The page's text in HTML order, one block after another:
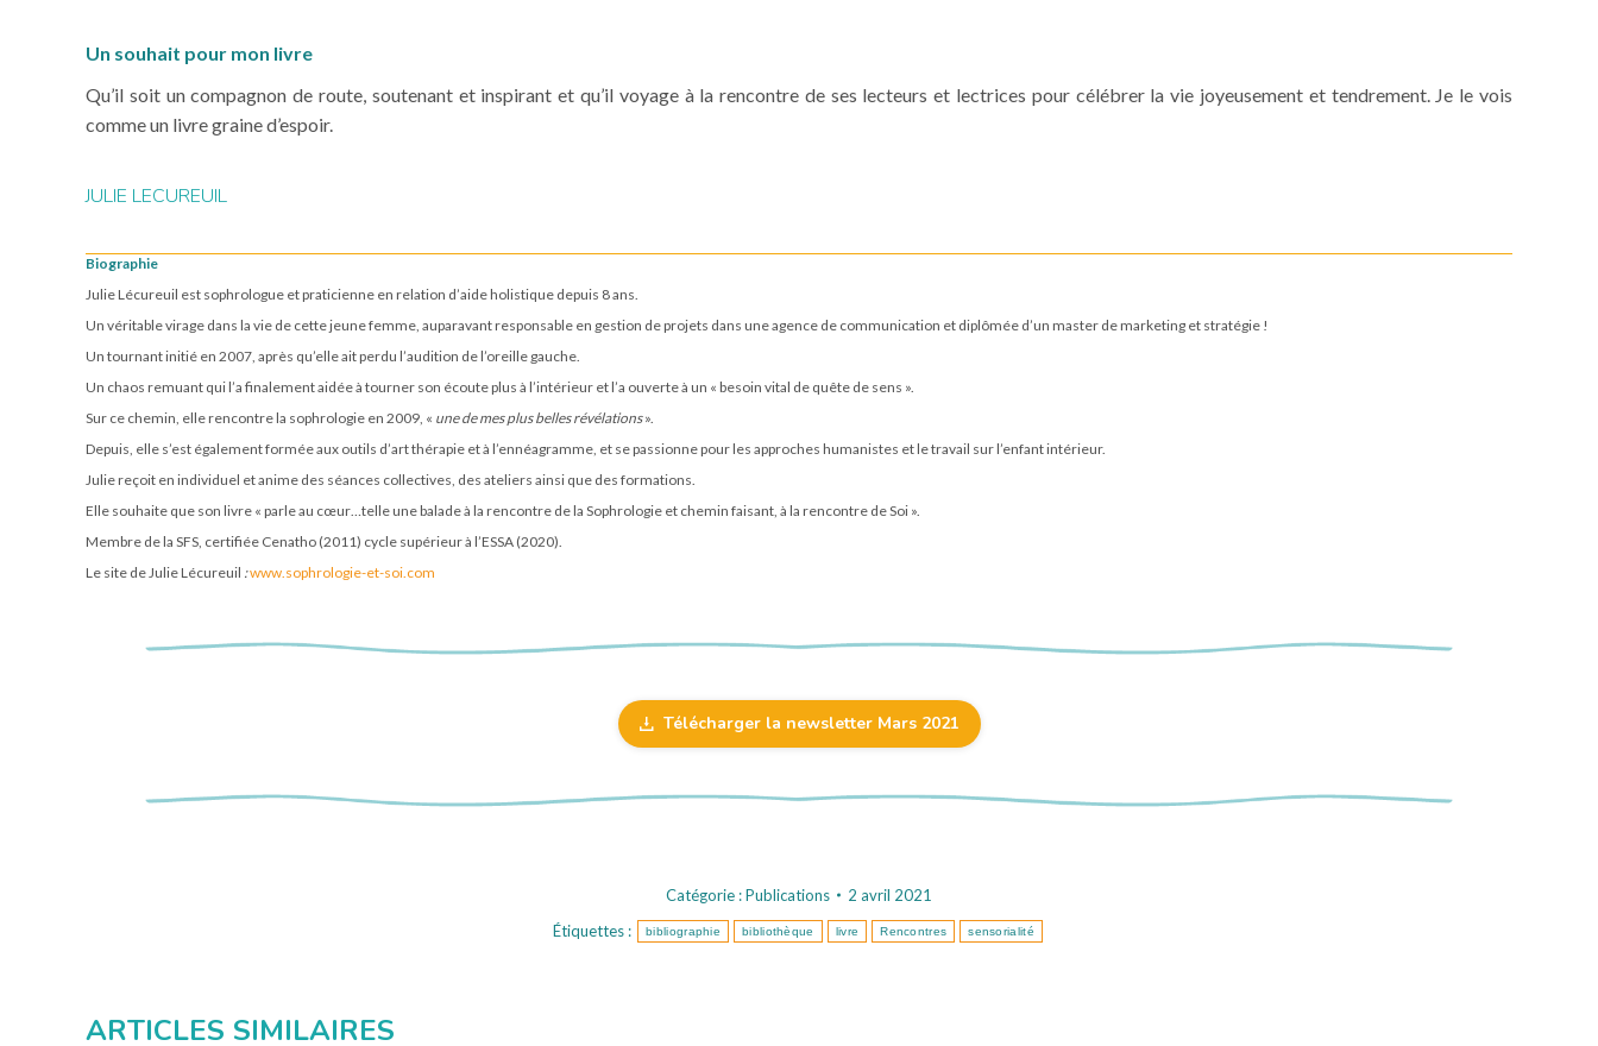
Un souhait pour mon livre
Qu’il soit un compagnon de route, soutenant et inspirant et qu’il voyage à la rencontre de ses lecteurs et lectrices pour célébrer la vie joyeusement et tendrement. Je le vois
comme un livre graine d’espoir.
JULIE LECUREUIL
Biographie
Julie Lécureuil est sophrologue et praticienne en relation d’aide holistique depuis 8 ans.
Un véritable virage dans la vie de cette jeune femme, auparavant responsable en gestion de projets dans une agence de communication et diplômée d’un master de marketing et stratégie !
Un tournant initié en 2007, après qu’elle ait perdu l’audition de l’oreille gauche.
Un chaos remuant qui l’a finalement aidée à tourner son écoute plus à l’intérieur et l’a ouverte à un « besoin vital de quête de sens ».
Sur ce chemin, elle rencontre la sophrologie en 2009, « une de mes plus belles révélations».
Depuis, elle s’est également formée aux outils d’art thérapie et à l’ennéagramme, et se passionne pour les approches humanistes et le travail sur l’enfant intérieur.
Julie reçoit en individuel et anime des séances collectives, des ateliers ainsi que des formations.
Elle souhaite que son livre « parle au cœur…telle une balade à la rencontre de la Sophrologie et chemin faisant, à la rencontre de Soi ».
Membre de la SFS, certifiée Cenatho (2011) cycle supérieur à l’ESSA (2020).
Le site de Julie Lécureuil :www.sophrologie-et-soi.com
Télécharger la newsletter Mars 2021
Catégorie :Publications
2 avril 2021
Étiquettes :
bibliographie bibliothèque livre Rencontres sensorialité
ARTICLES SIMILAIRES